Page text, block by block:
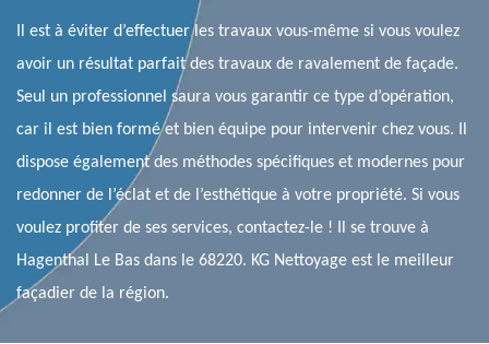
Il est à éviter d’effectuer les travaux vous-même si vous voulez
avoir un résultat parfait des travaux de ravalement de façade.
Seul un professionnel saura vous garantir ce type d’opération,
car il est bien formé et bien équipe pour intervenir chez vous. Il
dispose également des méthodes spécifiques et modernes pour
redonner de l’éclat et de l’esthétique à votre propriété. Si vous
voulez profiter de ses services, contactez-le ! Il se trouve à
Hagenthal Le Bas dans le 68220. KG Nettoyage est le meilleur
façadier de la région.